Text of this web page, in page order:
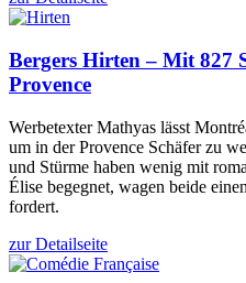
Bergers Hirten – Mit 827
Provence
Werbetexter Mathyas lässt
um in der Provence Schäfer zu
und Stürme haben wenig mit
Élise begegnet, wagen beide
fordert.
zur Detailseite